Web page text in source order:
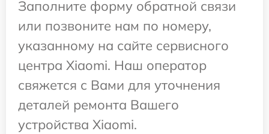
Заполните форму обратной связи
или позвоните нам по номеру,
указанному на сайте сервисного
центра Xiaomi. Наш оператор
свяжется с Вами для уточнения
деталей ремонта Вашего
устройства Xiaomi.